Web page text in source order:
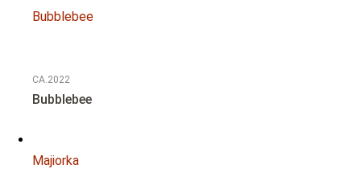
Bubblebee
CA.2022
Bubblebee
Majiorka